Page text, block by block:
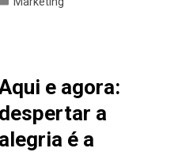
e agora:
despertar a
alegria é a